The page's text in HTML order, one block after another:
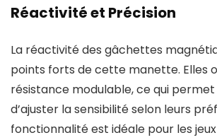
Réactivité et Précision
La réactivité des gâchettes
points forts de cette manette. Elles
résistance modulable, ce qui permet
d’ajuster la sensibilité selon leurs
fonctionnalité est idéale pour les jeux